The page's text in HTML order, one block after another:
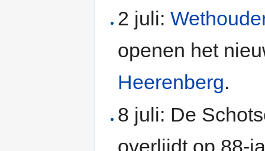
2 juli:
openen het
Heerenberg.
8 juli: De
overlijdt op 88-